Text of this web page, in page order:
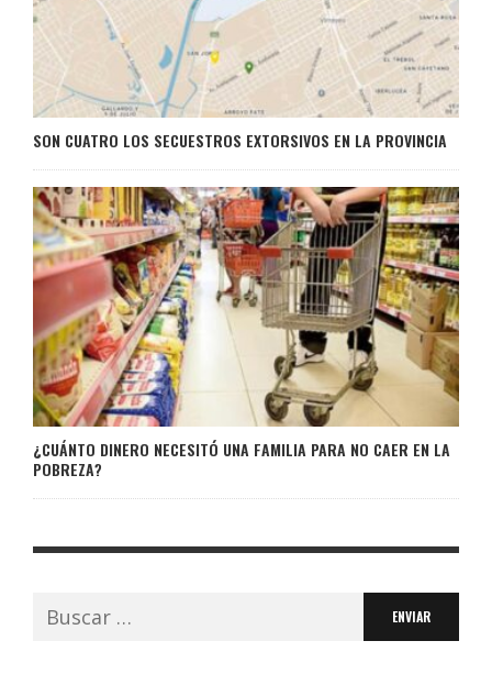
SON CUATRO LOS SECUESTROS EXTORSIVOS EN LA PROVINCIA
¿CUÁNTO DINERO NECESITÓ UNA FAMILIA PARA NO CAER EN LA
POBREZA?
Buscar: